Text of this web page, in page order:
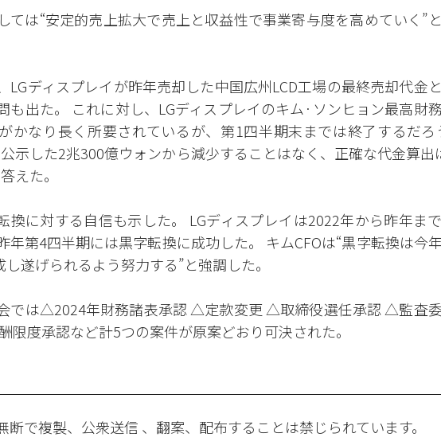
ては“安定的売上拡大で売上と収益性で事業寄与度を高めていく”
LGディスプレイが昨年売却した中国広州LCD工場の最終売却代金
も出た。 これに対し、LGディスプレイのキム·ソンヒョン最高財
かなり長く所要されているが、第1四半期末までは終了するだろ
示した2兆300億ウォンから減少することはなく、正確な代金算出
えた。
換に対する自信も示した。 LGディスプレイは2022年から昨年ま
年第4四半期には黒字転換に成功した。 キムCFOは“黒字転換は今
遂げられるよう努力する”と強調した。
では△2024年財務諸表承認 △定款変更 △取締役選任承認 △監査
度承認など計5つの案件が原案どおり可決された。
断で複製、公衆送信 、翻案、配布することは禁じられています。